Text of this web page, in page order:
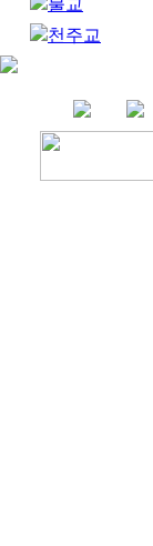
불교
천주교